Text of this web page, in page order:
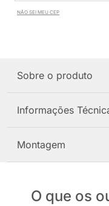
NÃO SEI MEU CEP
Sobre o produto
Informações
Montagem
O que os